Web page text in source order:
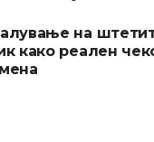
на
како реален